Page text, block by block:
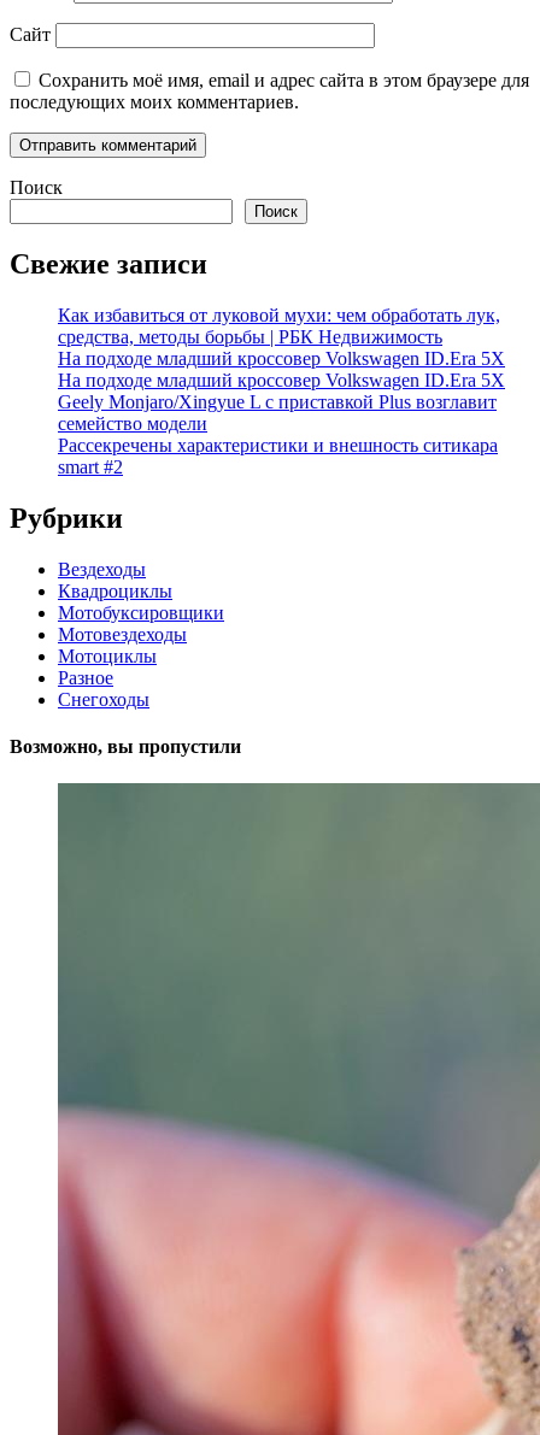
Сайт
Сохранить моё имя, email и адрес сайта в этом браузере для
последующих моих комментариев.
Поиск
Поиск
Свежие записи
Как избавиться от луковой мухи: чем обработать лук,
средства, методы борьбы | РБК Недвижимость
На подходе младший кроссовер Volkswagen ID.Era 5X
На подходе младший кроссовер Volkswagen ID.Era 5X
Geely Monjaro/Xingyue L с приставкой Plus возглавит
семейство модели
Рассекречены характеристики и внешность ситикара
smart #2
Рубрики
Вездеходы
Квадроциклы
Мотобуксировщики
Мотовездеходы
Мотоциклы
Разное
Снегоходы
Возможно, вы пропустили